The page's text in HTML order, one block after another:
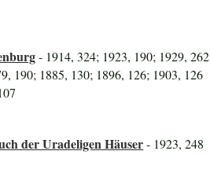
- 1914, 324; 1923, 190; 1929, 262
190; 1885, 130; 1896, 126; 1903, 126
der Uradeligen Häuser- 1923, 248